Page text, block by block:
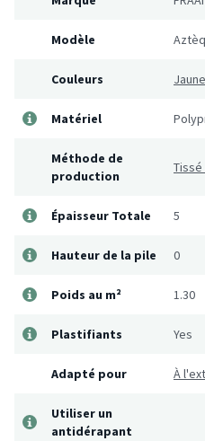
Modèle
Couleurs Jaune
Matériel
Méthode de
production
Tissé
Épaisseur Totale 5
Hauteur de la pile 0
Poids au m² 1.30
Plastifiants Yes
Adapté pour À
Utiliser un
antidérapant